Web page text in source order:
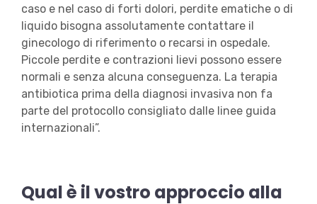
caso e nel caso di forti dolori, perdite ematiche o di
liquido bisogna assolutamente contattare il
ginecologo di riferimento o recarsi in ospedale.
Piccole perdite e contrazioni lievi possono essere
normali e senza alcuna conseguenza. La terapia
antibiotica prima della diagnosi invasiva non fa
parte del protocollo consigliato dalle linee guida
internazionali”.
Qual è il vostro approccio alla